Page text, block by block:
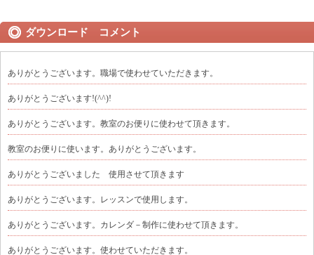
ダウンロード コメント
ありがとうございます。職場で使わせていただきます。
ありがとうございます!(^^)!
ありがとうございます。教室のお便りに使わせて頂きます。
教室のお便りに使います。ありがとうございます。
ありがとうございました 使用させて頂きます
ありがとうございます。レッスンで使用します。
ありがとうございます。カレンダ－制作に使わせて頂きます。
ありがとうございます。使わせていただきます。